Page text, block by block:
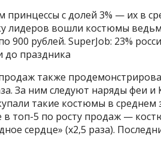
с долей 3% — их в
лидеров вошли костюмы
900 рублей. SuperJob: 23%
до праздника
также
За ним следуют наряды феи
такие костюмы в среднем
в топ-5 по росту продаж —
сердце» (х2,5 раза).